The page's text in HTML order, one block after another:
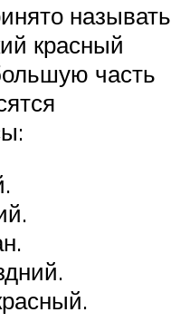
называть
красный
часть